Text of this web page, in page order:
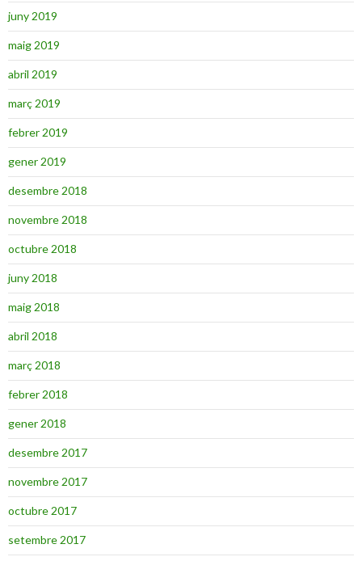
juny 2019
maig 2019
abril 2019
març 2019
febrer 2019
gener 2019
desembre 2018
novembre 2018
octubre 2018
juny 2018
maig 2018
abril 2018
març 2018
febrer 2018
gener 2018
desembre 2017
novembre 2017
octubre 2017
setembre 2017